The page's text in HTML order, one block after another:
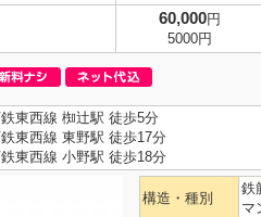
60,000円
5000円
東西線 椥辻駅 徒歩5分
東西線 東野駅 徒歩17分
東西線 小野駅 徒歩18分
構造・種別
鉄
マ